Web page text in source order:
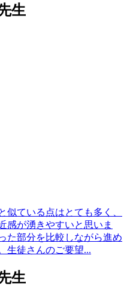
生
似ている点はとても多く、
感が湧きやすいと思いま
た部分を比較しながら進め
生徒さんのご要望...
生